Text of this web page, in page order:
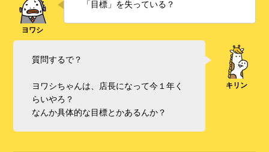
「目標」を失っている？
質問するで？
ヨワシちゃんは、店長になって今１年く
らいやろ？
なんか具体的な目標とかあるんか？